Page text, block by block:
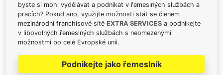
byste si mohl vydělávat a podnikat v řemeslných službách a
pracích? Pokud ano, využijte možnosti stát se členem
mezinárodní franchisové sítě EXTRA SERVICES a podnikejte
v libovolných řemeslných službách s neomezenými
možnostmi po celé Evropské unii.
Podnikejte jako řemeslník